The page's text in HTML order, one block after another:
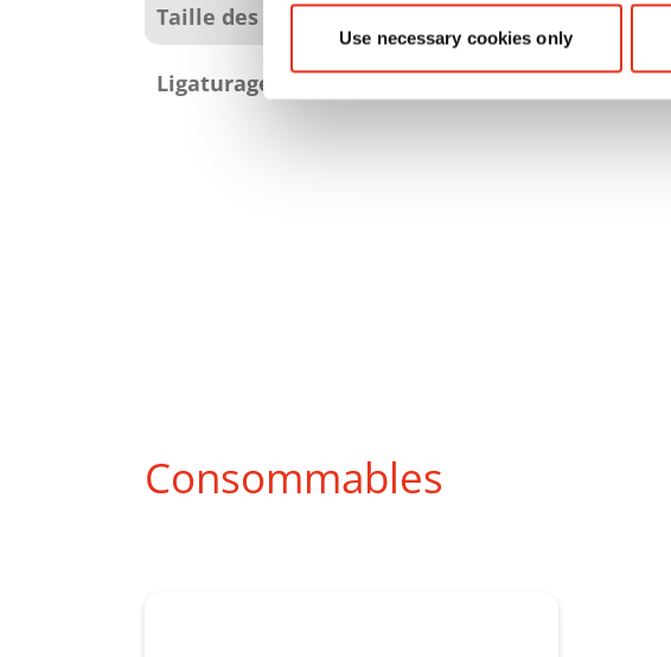
Use necessary cookies only
Taille des balles (LoxLaxH): 1100 x 750
Ligaturage: 4
Consommables